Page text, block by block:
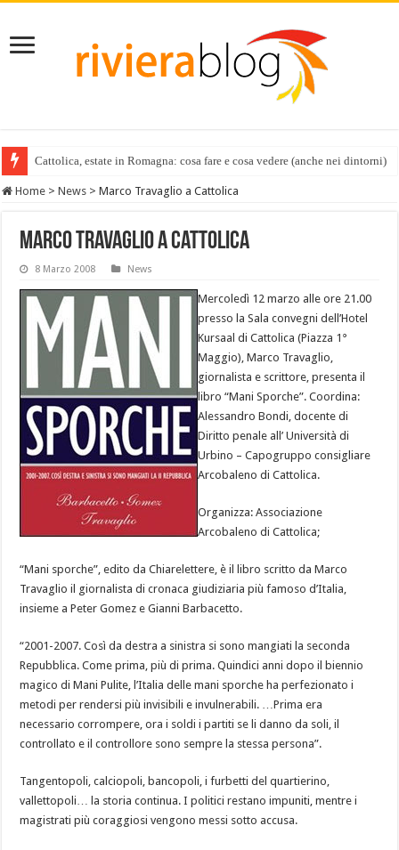
Cattolica, estate in Romagna: cosa fare e cosa vedere (anche nei dintorni)
Home > News > Marco Travaglio a Cattolica
Marco Travaglio a Cattolica
8 Marzo 2008 News
Mercoledì 12 marzo alle ore 21.00
presso la Sala convegni dell’Hotel
Kursaal di Cattolica (Piazza 1°
Maggio), Marco Travaglio,
giornalista e scrittore, presenta il
libro “Mani Sporche”. Coordina:
Alessandro Bondi, docente di
Diritto penale all’ Università di
Urbino – Capogruppo consigliare
Arcobaleno di Cattolica.
Organizza: Associazione
Arcobaleno di Cattolica;
“Mani sporche”, edito da Chiarelettere, è il libro scritto da Marco
Travaglio il giornalista di cronaca giudiziaria più famoso d’Italia,
insieme a Peter Gomez e Gianni Barbacetto.
“2001-2007. Così da destra a sinistra si sono mangiati la seconda
Repubblica. Come prima, più di prima. Quindici anni dopo il biennio
magico di Mani Pulite, l’Italia delle mani sporche ha perfezionato i
metodi per rendersi più invisibili e invulnerabili. …Prima era
necessario corrompere, ora i soldi i partiti se li danno da soli, il
controllato e il controllore sono sempre la stessa persona”.
Tangentopoli, calciopoli, bancopoli, i furbetti del quartierino,
vallettopoli… la storia continua. I politici restano impuniti, mentre i
magistrati più coraggiosi vengono messi sotto accusa.